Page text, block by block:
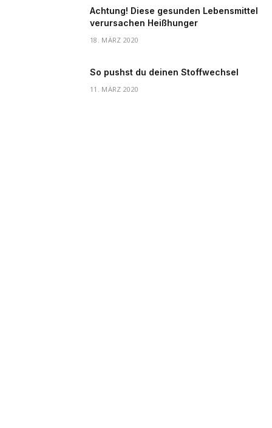
Achtung! Diese gesunden Lebensmittel
verursachen Heißhunger
18. MÄRZ 2020
So pushst du deinen Stoffwechsel
11. MÄRZ 2020